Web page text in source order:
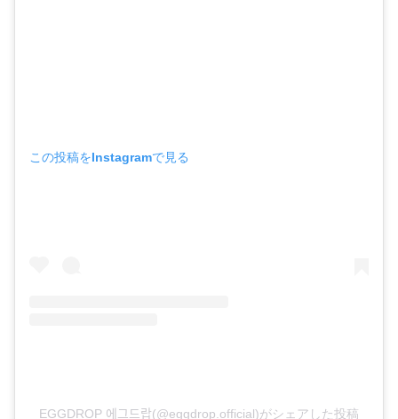
この投稿をInstagramで見る
EGGDROP 에그드랍(@eggdrop.official)がシェアした投稿